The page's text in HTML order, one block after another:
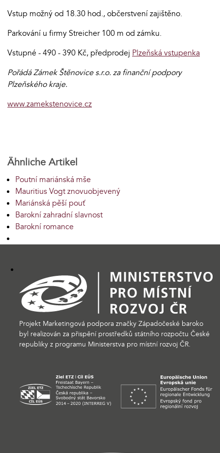
Vstup možný od 18.30 hod., občerstvení zajištěno.
Parkování u firmy Streicher 100 m od zámku.
Vstupné - 490 - 390 Kč, předprodej Plzeňská vstupenka
Pořádá Zámek Štěnovice s.r.o. za finanční podpory
Plzeňského kraje.
www.zamekstenovice.cz
Ähnliche Artikel
Poutní mariánská mše
Mauritius Vogt znovuobjevený
Mariánská pěší pouť
Barokní zahradní slavnost
Barokní romance
Projekt Marketingová podpora značky Západočeské baroko
byl realizován za přispění prostředků státního rozpočtu České
republiky z programu Ministerstva pro místní rozvoj ČR.